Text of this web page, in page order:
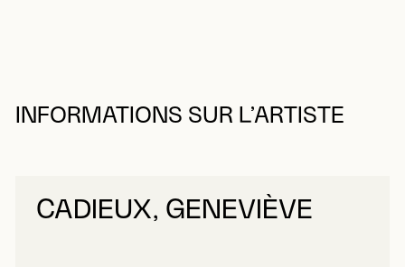
INFORMATIONS SUR L’ARTISTE
CADIEUX, GENEVIÈVE